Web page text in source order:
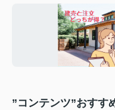
”コンテンツ”おすす